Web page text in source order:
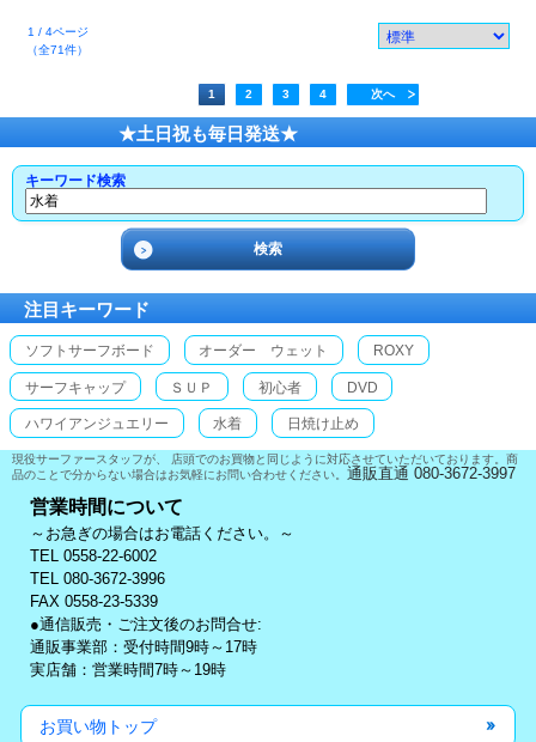
1 / 4ページ
（全71件）
1 2 3 4 次へ
★土日祝も毎日発送★
キーワード検索
注目キーワード
ソフトサーフボード オーダー ウェット ROXY
サーフキャップ ＳＵＰ 初心者 DVD
ハワイアンジュエリー 水着 日焼け止め
現役サーファースタッフが、 店頭でのお買物と同じように対応させていただいております。商
品のことで分からない場合はお気軽にお問い合わせください。 通販直通 080-3672-3997
営業時間について
～お急ぎの場合はお電話ください。～
TEL 0558-22-6002
TEL 080-3672-3996
FAX 0558-23-5339
●通信販売・ご注文後のお問合せ:
通販事業部：受付時間9時～17時
実店舗：営業時間7時～19時
お買い物トップ